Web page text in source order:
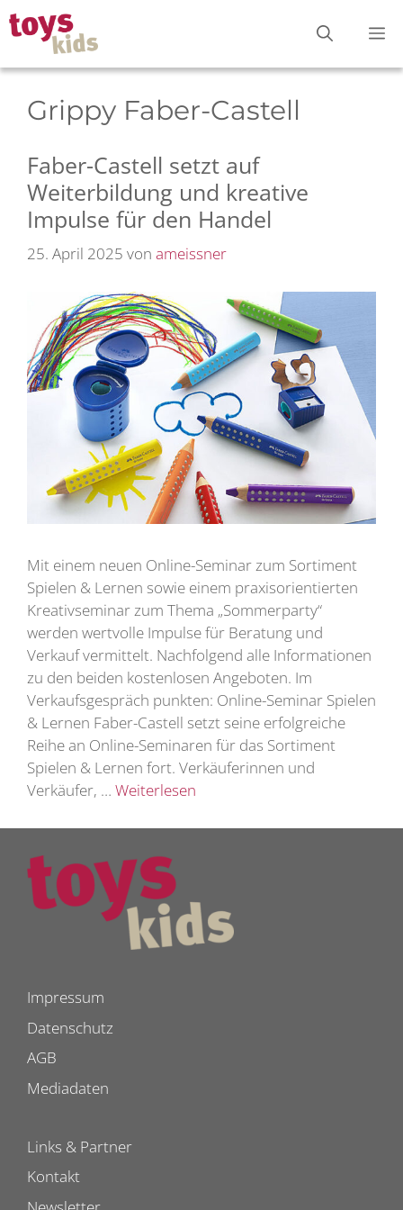
Zum
Inhalt
springen
Grippy Faber-Castell
Faber-Castell setzt auf
Weiterbildung und kreative
Impulse für den Handel
25. April 2025 von ameissner
Mit einem neuen Online-Seminar zum Sortiment
Spielen & Lernen sowie einem praxisorientierten
Kreativseminar zum Thema „Sommerparty“
werden wertvolle Impulse für Beratung und
Verkauf vermittelt. Nachfolgend alle Informationen
zu den beiden kostenlosen Angeboten. Im
Verkaufsgespräch punkten: Online-Seminar Spielen
& Lernen Faber-Castell setzt seine erfolgreiche
Reihe an Online-Seminaren für das Sortiment
Spielen & Lernen fort. Verkäuferinnen und
Verkäufer, … Weiterlesen
Impressum
Datenschutz
AGB
Mediadaten
Links & Partner
Kontakt